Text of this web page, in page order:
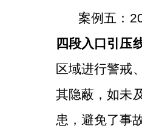
案例五：
四段入口引压
区域进行警戒
其隐蔽，如未
患，避免了事